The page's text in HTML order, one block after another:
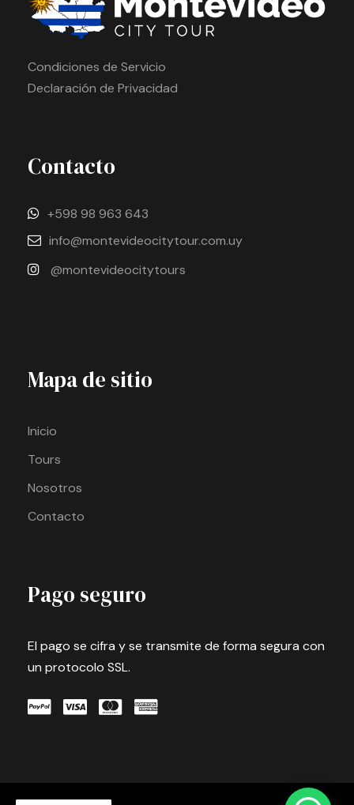
Condiciones de Servicio
Declaración de Privacidad
Contacto
+598 98 963 643
info@montevideocitytour.com.uy
@montevideocitytours
Mapa de sitio
Inicio
Tours
Nosotros
Contacto
Pago seguro
El pago se cifra y se transmite de forma segura con
un protocolo SSL.